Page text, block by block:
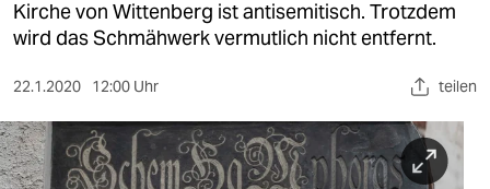
öko
sport
Kirche von Wittenberg ist antisemitisch. Trotzdem
wird das Schmähwerk vermutlich nicht entfernt.
22.1.2020 12:00 Uhr teilen